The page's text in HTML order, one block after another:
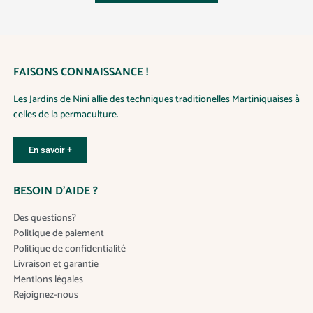
y
FAISONS CONNAISSANCE !
Les Jardins de Nini allie des techniques traditionelles Martiniquaises à
celles de la permaculture.
En savoir +
BESOIN D’AIDE ?
Des questions?
Politique de paiement
Politique de confidentialité
Livraison et garantie
Mentions légales
Rejoignez-nous